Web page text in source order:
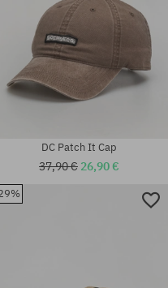
DC Patch It Cap
37,90 € 26,90 €